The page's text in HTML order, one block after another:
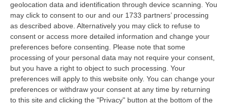
geolocation data and identification through device scanning. You
may click to consent to our and our 1733 partners’ processing
as described above. Alternatively you may click to refuse to
consent or access more detailed information and change your
preferences before consenting. Please note that some
processing of your personal data may not require your consent,
but you have a right to object to such processing. Your
preferences will apply to this website only. You can change your
preferences or withdraw your consent at any time by returning
to this site and clicking the "Privacy" button at the bottom of the
giunta affinché specifichi i motivi del
discostamento con le norme che regolano il
buon andamento della pubblica
amministrazione essendo stato adottato, in
violazione di legge ed eccesso di potere, il
decreto dirigenziale N° 13595 del 15/12/2020
avente ad oggetto la parziale modifica del